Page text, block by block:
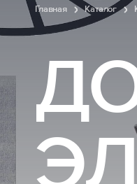
Главная Каталог